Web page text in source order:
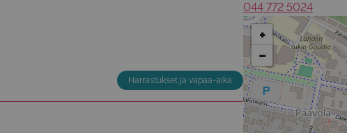
Harrastukset ja vapaa-aika
044 772 5024
+
−